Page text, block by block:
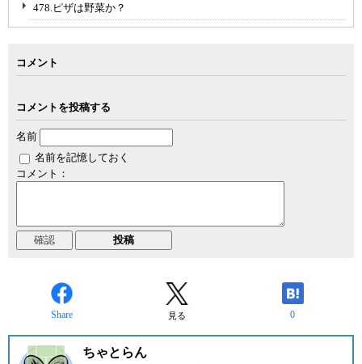
478.ピザは野菜か？
コメント
コメントを投稿する
名前
名前を記憶しておく
コメント：
Share 見る 0
ちゃとらん